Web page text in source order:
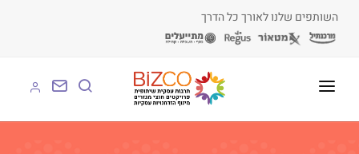
השותפים שלנו לאורך כל הדרך
על BIZCO